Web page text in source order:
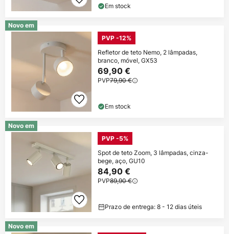
Em stock
Novo em
PVP -12%
Refletor de teto Nemo, 2 lâmpadas,
branco, móvel, GX53
69,90 €
PVP79,90 €
Em stock
Novo em
PVP -5%
Spot de teto Zoom, 3 lâmpadas, cinza-
bege, aço, GU10
84,90 €
PVP89,90 €
Prazo de entrega: 8 - 12 dias úteis
Novo em